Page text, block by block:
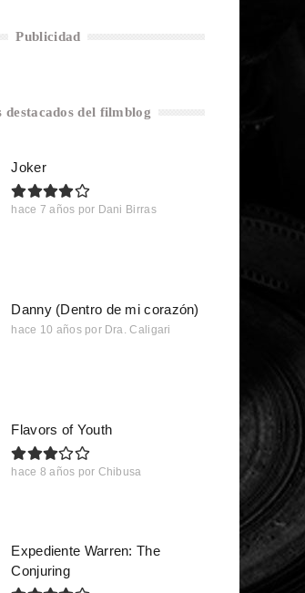
Publicidad
destacados del filmblog
Joker
hace 7 años por Dani Birras
Danny (Dentro de mi corazón)
hace 10 años por Dra. Caligari
Flavors of Youth
hace 8 años por Chibusa
Expediente Warren: The
Conjuring